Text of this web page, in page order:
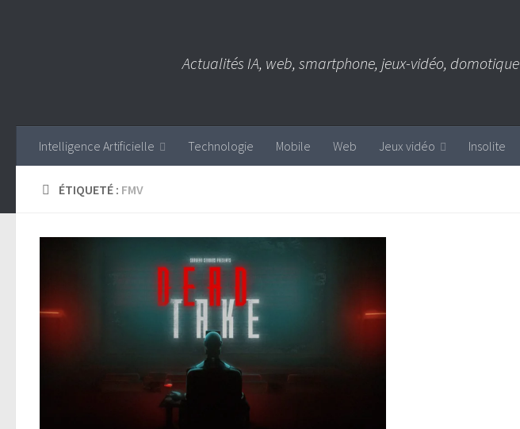
Actualités IA, web, smartphone, jeux-vidéo, domotique
Intelligence Artificielle Technologie Mobile Web Jeux vidéo Insolite
ÉTIQUETÉ : FMV